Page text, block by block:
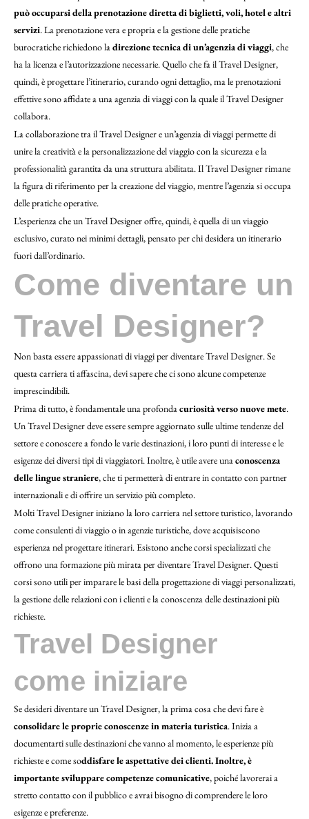
può occuparsi della prenotazione diretta di biglietti, voli, hotel e altri
servizi. La prenotazione vera e propria e la gestione delle pratiche
burocratiche richiedono ladirezione tecnica di un’agenzia di viaggi, che
ha la licenza e l’autorizzazione necessarie. Quello che fa il Travel Designer,
quindi, è progettare l’itinerario, curando ogni dettaglio, ma le prenotazioni
effettive sono affidate a una agenzia di viaggi con la quale il Travel Designer
collabora.
La collaborazione tra il Travel Designer e un’agenzia di viaggi permette di
unire la creatività e la personalizzazione del viaggio con la sicurezza e la
professionalità garantita da una struttura abilitata. Il Travel Designer rimane
la figura di riferimento per la creazione del viaggio, mentre l’agenzia si occupa
delle pratiche operative.
L’esperienza che un Travel Designer offre, quindi, è quella di un viaggio
esclusivo, curato nei minimi dettagli, pensato per chi desidera un itinerario
fuori dall’ordinario.
Come diventare un
Travel Designer?
Non basta essere appassionati di viaggi per diventare Travel Designer. Se
questa carriera ti affascina, devi sapere che ci sono alcune competenze
imprescindibili.
Prima di tutto, è fondamentale una profondacuriosità verso nuove mete.
Un Travel Designer deve essere sempre aggiornato sulle ultime tendenze del
settore e conoscere a fondo le varie destinazioni, i loro punti di interesse e le
esigenze dei diversi tipi di viaggiatori. Inoltre, è utile avere unaconoscenza
delle lingue straniere, che ti permetterà di entrare in contatto con partner
internazionali e di offrire un servizio più completo.
Molti Travel Designer iniziano la loro carriera nel settore turistico, lavorando
come consulenti di viaggio o in agenzie turistiche, dove acquisiscono
esperienza nel progettare itinerari. Esistono anche corsi specializzati che
offrono una formazione più mirata per diventare Travel Designer. Questi
corsi sono utili per imparare le basi della progettazione di viaggi personalizzati,
la gestione delle relazioni con i clienti e la conoscenza delle destinazioni più
richieste.
Travel Designer
come iniziare
Se desideri diventare un Travel Designer, la prima cosa che devi fare è
consolidare le proprie conoscenze in materia turistica. Inizia a
documentarti sulle destinazioni che vanno al momento, le esperienze più
richieste e come soddisfare le aspettative dei clienti. Inoltre, è
importante sviluppare competenze comunicative, poiché lavorerai a
stretto contatto con il pubblico e avrai bisogno di comprendere le loro
esigenze e preferenze.